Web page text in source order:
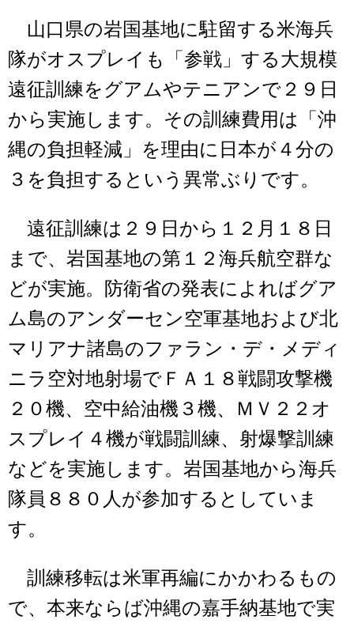
山口県の岩国基地に駐留する米海兵
隊がオスプレイも「参戦」する大規模
遠征訓練をグアムやテニアンで２９日
から実施します。その訓練費用は「沖
縄の負担軽減」を理由に日本が４分の
３を負担するという異常ぶりです。
遠征訓練は２９日から１２月１８日
まで、岩国基地の第１２海兵航空群な
どが実施。防衛省の発表によればグア
ム島のアンダーセン空軍基地および北
マリアナ諸島のファラン・デ・メディ
ニラ空対地射場でＦＡ１８戦闘攻撃機
２０機、空中給油機３機、ＭＶ２２オ
スプレイ４機が戦闘訓練、射爆撃訓練
などを実施します。岩国基地から海兵
隊員８８０人が参加するとしていま
す。
訓練移転は米軍再編にかかわるもの
で、本来ならば沖縄の嘉手納基地で実